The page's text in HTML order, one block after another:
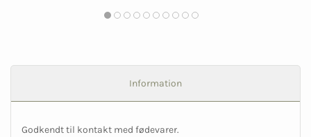
Information
Godkendt til kontakt med fødevarer.